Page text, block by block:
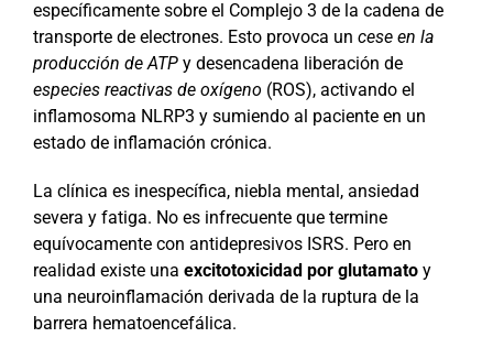
específicamente sobre el Complejo 3 de la cadena de
transporte de electrones. Esto provoca un cese en la
producción de ATPy desencadena liberación de
especies reactivas de oxígeno (ROS), activando el
inflamosoma NLRP3 y sumiendo al paciente en un
estado de inflamación crónica.
La clínica es inespecífica, niebla mental, ansiedad
severa y fatiga. No es infrecuente que termine
equívocamente con antidepresivos ISRS. Pero en
realidad existe una excitotoxicidad por glutamatoy
una neuroinflamación derivada de la ruptura de la
barrera hematoencefálica.